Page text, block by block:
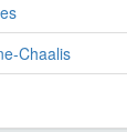
Chaalis